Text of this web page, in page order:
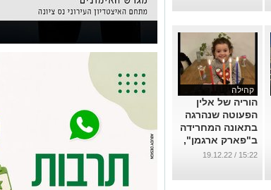
לכם
קהילה
הוריה של אלין
הפעוטה שנהרגה
בתאונה המחרידה
ב"פארק ארגמן",
בפניה מרגשת
...
15:22 / 19.12.22